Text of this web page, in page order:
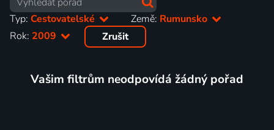
Typ: Cestovatelské Země: Rumunsko
Rok: 2009 Zrušit
Vašim filtrům neodpovídá žádný pořad